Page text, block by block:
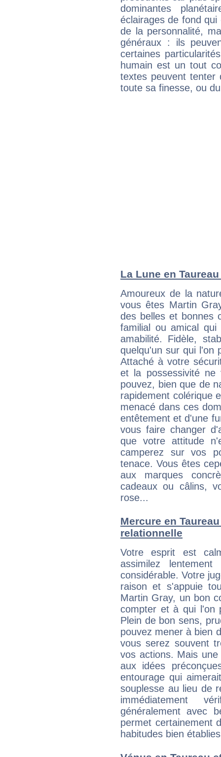
dominantes
éclairages de fond
de la personnalité,
généraux : ils
certaines
humain est un tout
textes peuvent tenter
toute sa finesse, ou
La Lune en
Amoureux de la
vous êtes Martin
des belles et bonnes
familial ou amical
amabilité. Fidèle,
quelqu'un sur qui l'on
Attaché à votre
et la possessivité
pouvez, bien que de
rapidement colérique
menacé dans ces
entêtement et d'une
vous faire changer
que votre attitude
camperez sur vos
tenace. Vous êtes
aux marques
cadeaux ou câlins,
rose...
Mercure en
relationnelle
Votre esprit est
assimilez
considérable. Votre
raison et s'appuie
Martin Gray, un bon
compter et à qui l'on
Plein de bon sens,
pouvez mener à bien
vous serez souvent
vos actions. Mais
aux idées
entourage qui
souplesse au lieu de
immédiatement
généralement avec
permet certainement
habitudes bien